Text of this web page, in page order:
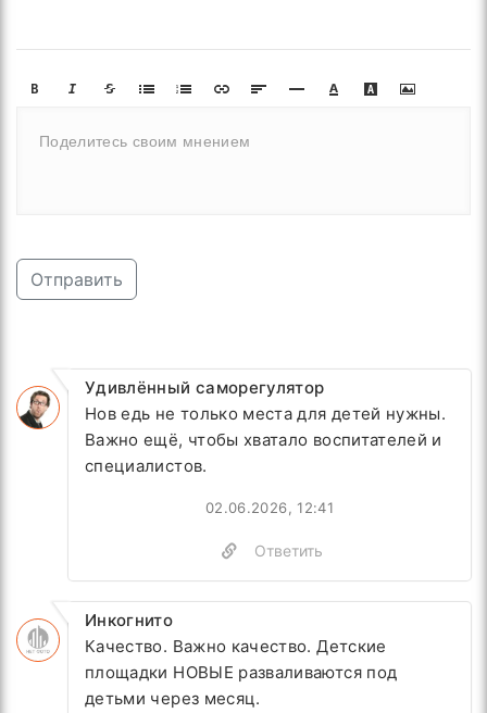
Отправить
Удивлённый саморегулятор
Нов едь не только места для детей нужны.
Важно ещё, чтобы хватало воспитателей и
специалистов.
02.06.2026, 12:41
Ответить
Инкогнито
Качество. Важно качество. Детские
площадки НОВЫЕ разваливаются под
детьми через месяц.